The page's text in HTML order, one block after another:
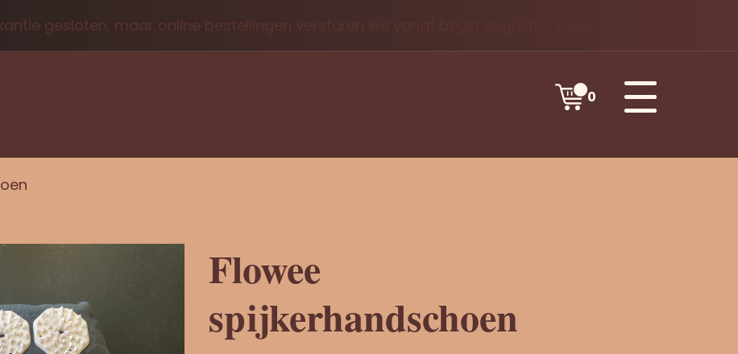
gesloten, maar online bestellingen versturen we vanaf begin augustus weer.
0
Flowee
spijkerhandschoen